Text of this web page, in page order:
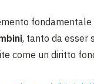
, tanto da esser
come un diritto